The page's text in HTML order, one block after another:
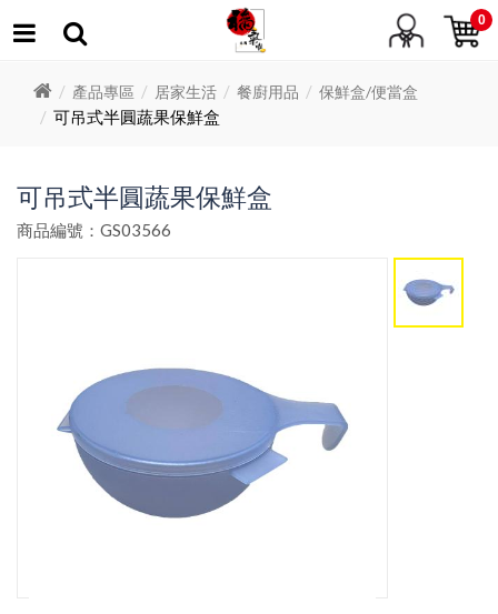
0
產品專區 居家生活 餐廚用品 保鮮盒/便當盒
可吊式半圓蔬果保鮮盒
可吊式半圓蔬果保鮮盒
商品編號：GS03566